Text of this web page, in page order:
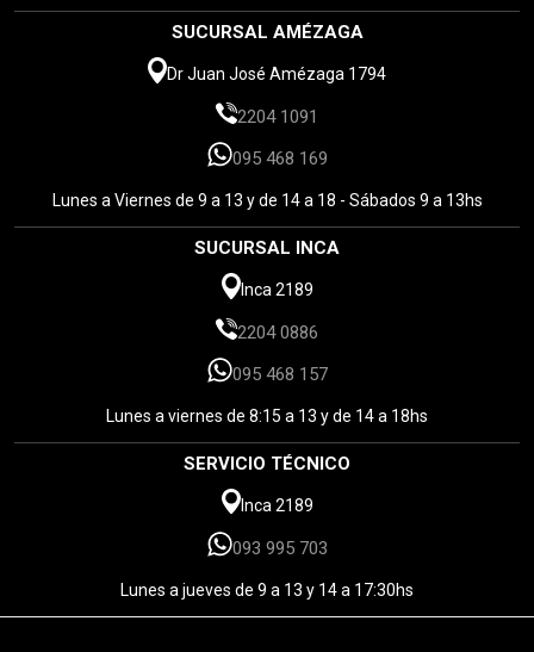
SUCURSAL AMÉZAGA
Dr Juan José Amézaga 1794
2204 1091
095 468 169
Lunes a Viernes de 9 a 13 y de 14 a 18 - Sábados 9 a 13hs
SUCURSAL INCA
Inca 2189
2204 0886
095 468 157
Lunes a viernes de 8:15 a 13 y de 14 a 18hs
SERVICIO TÉCNICO
Inca 2189
093 995 703
Lunes a jueves de 9 a 13 y 14 a 17:30hs